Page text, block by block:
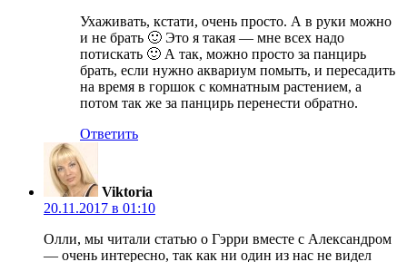
Ухаживать, кстати, очень просто. А в руки можно
и не брать 🙂 Это я такая — мне всех надо
потискать 🙂 А так, можно просто за панцирь
брать, если нужно аквариум помыть, и пересадить
на время в горшок с комнатным растением, а
потом так же за панцирь перенести обратно.
Ответить
Viktoria
20.11.2017 в 01:10
Олли, мы читали статью о Гэрри вместе с Александром
— очень интересно, так как ни один из нас не видел